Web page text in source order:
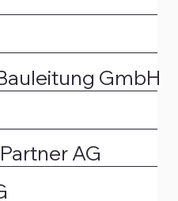
GmbH
AG